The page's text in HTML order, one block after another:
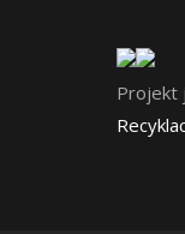
Projekt